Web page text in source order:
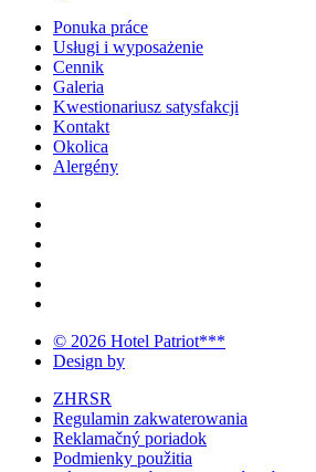
Ponuka práce
Usługi i wyposażenie
Cennik
Galeria
Kwestionariusz satysfakcji
Kontakt
Okolica
Alergény
© 2026 Hotel Patriot***
Design by
ZHRSR
Regulamin zakwaterowania
Reklamačný poriadok
Podmienky použitia